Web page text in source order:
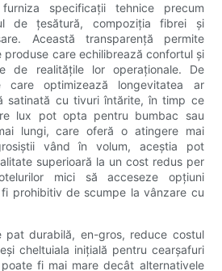
specificații tehnice precum
de țesătură, compoziția fibrei și
Această transparență permite
produse care echilibrează confortul și
de realitățile lor operaționale. De
care optimizează longevitatea ar
satinată cu tivuri întărite, în timp ce
lux pot opta pentru bumbac sau
lungi, care oferă o atingere mai
vând în volum, aceștia pot
superioară la un cost redus per
mici să acceseze opțiuni
prohibitiv de scumpe la vânzare cu
pat durabilă, en-gros, reduce costul
cheltuiala inițială pentru cearșafuri
fi mai mare decât alternativele